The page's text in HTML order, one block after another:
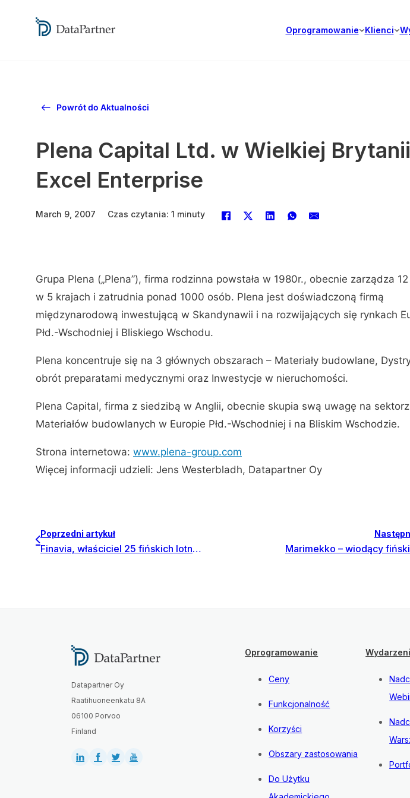
Oprogramowanie Klienci
Powrót do Aktualności
Plena Capital Ltd. w Wielkiej
Excel Enterprise
March 9, 2007 Czas czytania: 1 minuty
Grupa Plena („Plena”), firma rodzinna powstała w 1980r., obecnie zarządza
w 5 krajach i zatrudnia ponad 1000 osób. Plena jest doświadczoną firmą
międzynarodową inwestującą w Skandynawii i na rozwijających się rynkach
Płd.-Wschodniej i Bliskiego Wschodu.
Plena koncentruje się na 3 głównych obszarach – Materiały budowlane,
obrót preparatami medycznymi oraz Inwestycje w nieruchomości.
Plena Capital, firma z siedzibą w Anglii, obecnie skupia swą uwagę na
Materiałów budowlanych w Europie Płd.-Wschodniej i na Bliskim Wschodzie.
Strona internetowa: www.plena-group.com
Więcej informacji udzieli: Jens Westerbladh, Datapartner Oy
Poprzedni artykuł
Finavia, właściciel 25 fińskich lotnisk wdraża Invest for Excel
Datapartner Oy
Raatihuoneenkatu 8A
06100 Porvoo
Finland
Oprogramowanie
Ceny
Funkcjonalność
Korzyści
Obszary zastosowania
Do Użytku